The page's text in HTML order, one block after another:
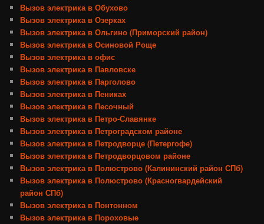
Вызов электрика в Обухово
Вызов электрика в Озерках
Вызов электрика в Ольгино (Приморский район)
Вызов электрика в Осиновой Роще
Вызов электрика в офис
Вызов электрика в Павловске
Вызов электрика в Парголово
Вызов электрика в Пениках
Вызов электрика в Песочный
Вызов электрика в Петро-Славянке
Вызов электрика в Петроградском районе
Вызов электрика в Петродворце (Петергофе)
Вызов электрика в Петродворцовом районе
Вызов электрика в Полюстрово (Калининский район СПб)
Вызов электрика в Полюстрово (Красногвардейский
район СПб)
Вызов электрика в Понтонном
Вызов электрика в Пороховые